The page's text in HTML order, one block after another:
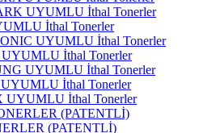
UYUMLU İthal Tonerler
İthal Tonerler
UYUMLU İthal Tonerler
İthal Tonerler
UYUMLU İthal Tonerler
UYUMLU İthal Tonerler
UYUMLU İthal Tonerler
(PATENTLİ)